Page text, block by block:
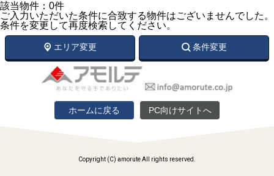
該当物件：0件
ご入力いただいた条件に合致する物件はございませんでした。
条件を変更して再度検索してください。
エリア変更 条件変更
ホームに戻る PC向けサイトへ
Copyright (C) amorute All rights reserved.